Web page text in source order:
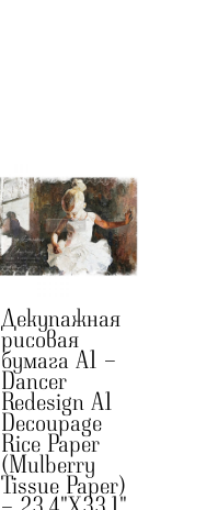
Декупажная
рисовая
бумага А1 -
Dancer
Redesign A1
Decoupage
Rice Paper
(Mulberry
Tissue Paper)